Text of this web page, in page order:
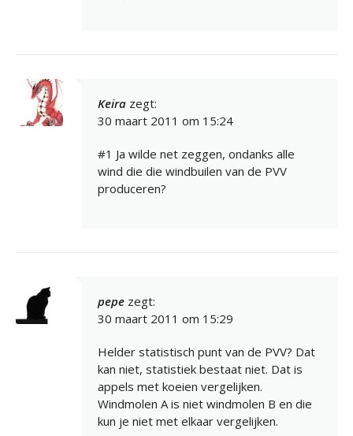
Keira zegt:
30 maart 2011 om 15:24
#1 Ja wilde net zeggen, ondanks alle
wind die die windbuilen van de PVV
produceren?
pepe zegt:
30 maart 2011 om 15:29
Helder statistisch punt van de PVV? Dat
kan niet, statistiek bestaat niet. Dat is
appels met koeien vergelijken.
Windmolen A is niet windmolen B en die
kun je niet met elkaar vergelijken.